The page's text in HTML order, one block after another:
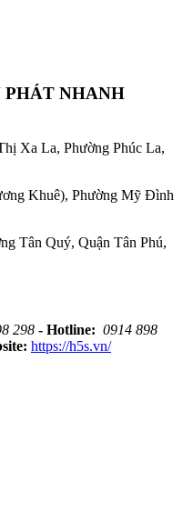
PHÁT NHANH
Xa La, Phường Phúc La,
Khuê), Phường Mỹ Đình
Tân Quý, Quận Tân Phú,
298 - Hotline: 0914 898
https://h5s.vn/